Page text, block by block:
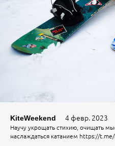
KiteWeekend 4 февр. 2023
Научу укрощать стихию, очищать
наслаждаться катанием https://